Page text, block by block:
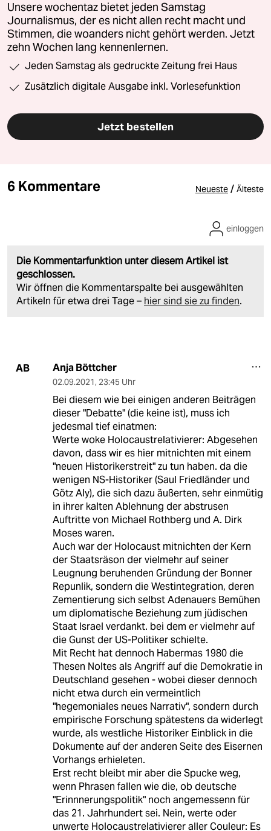
Unsere wochentaz bietet jeden Samstag
Journalismus, der es nicht allen recht macht und
Stimmen, die woanders nicht gehört werden. Jetzt
zehn Wochen lang kennenlernen.
Jeden Samstag als gedruckte Zeitung frei Haus
Zusätzlich digitale Ausgabe inkl. Vorlesefunktion
Jetzt bestellen
6 Kommentare Neueste / Älteste
Die Kommentarfunktion unter diesem Artikel ist
geschlossen.
Wir öffnen die Kommentarspalte bei ausgewählten
Artikeln für etwa drei Tage – hier sind sie zu finden.
einloggen
AB Anja Böttcher
02.09.2021, 23:45 Uhr
Bei diesem wie bei einigen anderen Beiträgen
dieser "Debatte" (die keine ist), muss ich
jedesmal tief einatmen:
Werte woke Holocaustrelativierer: Abgesehen
davon, dass wir es hier mitnichten mit einem
"neuen Historikerstreit" zu tun haben. da die
wenigen NS-Historiker (Saul Friedländer und
Götz Aly), die sich dazu äußerten, sehr einmütig
in ihrer kalten Ablehnung der abstrusen
Auftritte von Michael Rothberg und A. Dirk
Moses waren.
Auch war der Holocaust mitnichten der Kern
der Staatsräson der vielmehr auf seiner
Leugnung beruhenden Gründung der Bonner
Repunlik, sondern die Westintegration, deren
Zementierung sich selbst Adenauers Bemühen
um diplomatische Beziehung zum jüdischen
Staat Israel verdankt. bei dem er vielmehr auf
die Gunst der US-Politiker schielte.
Mit Recht hat dennoch Habermas 1980 die
Thesen Noltes als Angriff auf die Demokratie in
Deutschland gesehen - wobei dieser dennoch
nicht etwa durch ein vermeintlich
"hegemoniales neues Narrativ", sondern durch
empirische Forschung spätestens da widerlegt
wurde, als westliche Historiker Einblick in die
Dokumente auf der anderen Seite des Eisernen
Vorhangs erhieleten.
Erst recht bleibt mir aber die Spucke weg,
wenn Phrasen fallen wie die, ob deutsche
"Erinnnerungspolitik" noch angemessenn für
das 21. Jahrhundert sei. Nein, werte oder
unwerte Holocaustrelativierer aller Couleur: Es